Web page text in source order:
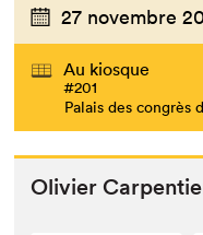
27 novembre
Au kiosque
#201
Palais des congrès
Olivi­er